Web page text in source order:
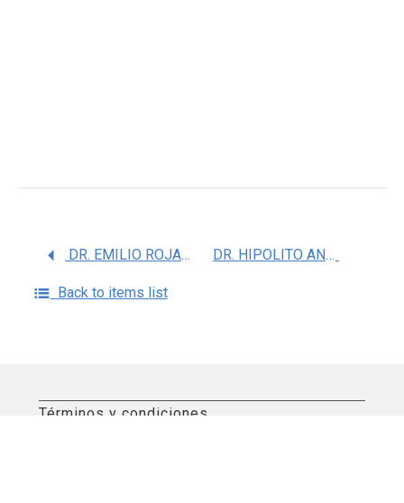
DR. EMILIO ROJAS DEL CASTILLO DR. HIPOLITO ANGEL MANJARREZ HERNANDEZ
Back to items list
Términos y condiciones